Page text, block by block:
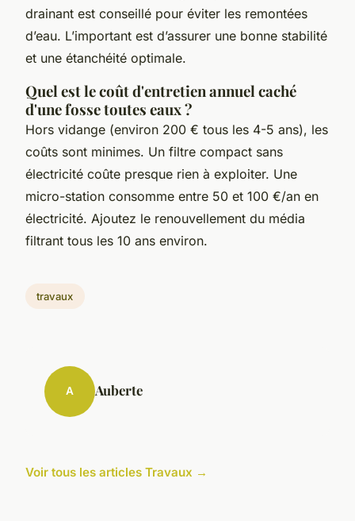
drainant est conseillé pour éviter les remontées
d’eau. L’important est d’assurer une bonne stabilité
et une étanchéité optimale.
Quel est le coût d'entretien annuel caché
d'une fosse toutes eaux ?
Hors vidange (environ 200 € tous les 4-5 ans), les
coûts sont minimes. Un filtre compact sans
électricité coûte presque rien à exploiter. Une
micro-station consomme entre 50 et 100 €/an en
électricité. Ajoutez le renouvellement du média
filtrant tous les 10 ans environ.
travaux
A Auberte
Voir tous les articles Travaux →